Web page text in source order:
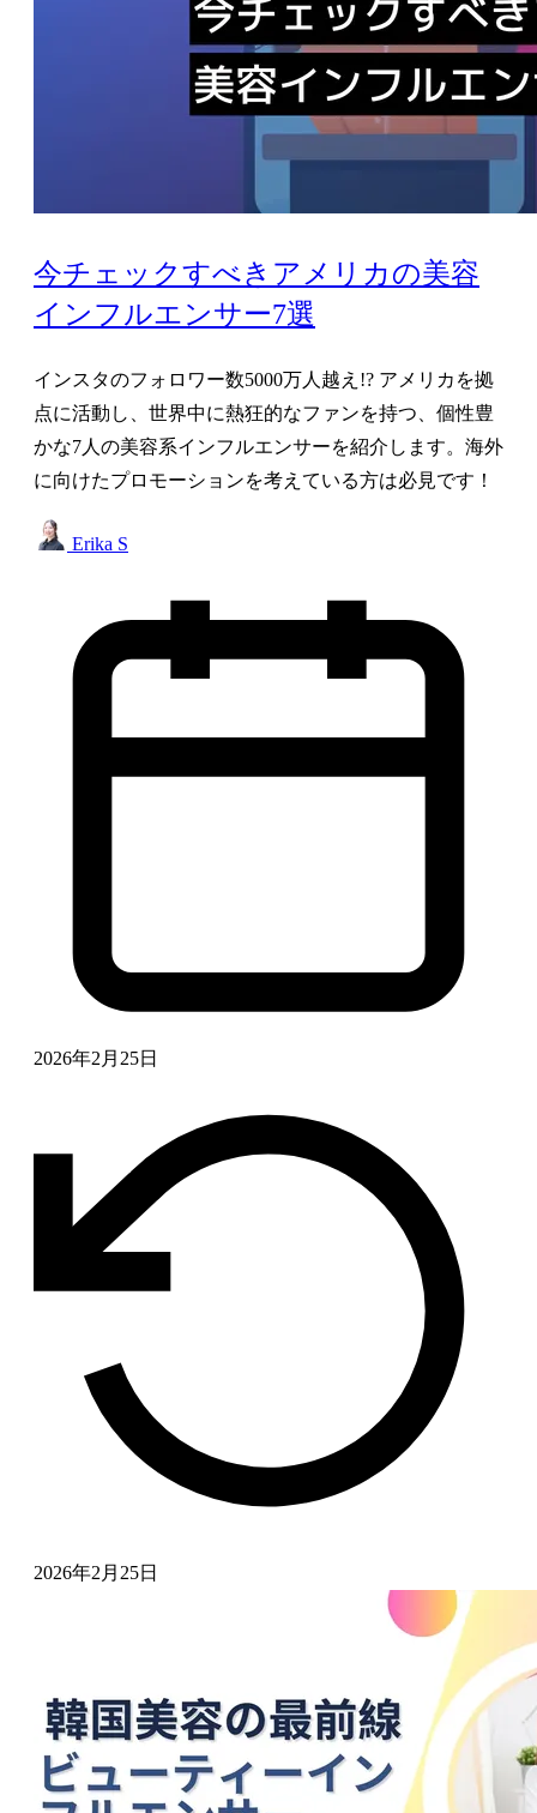
今チェックすべきアメリカの美容
インフルエンサー7選
インスタのフォロワー数5000万人越え!? アメリカを拠
点に活動し、世界中に熱狂的なファンを持つ、個性豊
かな7人の美容系インフルエンサーを紹介します。海外
に向けたプロモーションを考えている方は必見です！
Erika S
2026年2月25日
2026年2月25日